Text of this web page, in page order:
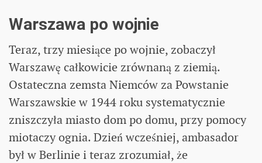
Warszawa po wojnie
Teraz, trzy miesiące po wojnie, zobaczył
Warszawę całkowicie zrównaną z ziemią.
Ostateczna zemsta Niemców za Powstanie
Warszawskie w 1944 roku systematycznie
zniszczyła miasto dom po domu, przy pomocy
miotaczy ognia. Dzień wcześniej, ambasador
był w Berlinie i teraz zrozumiał, że